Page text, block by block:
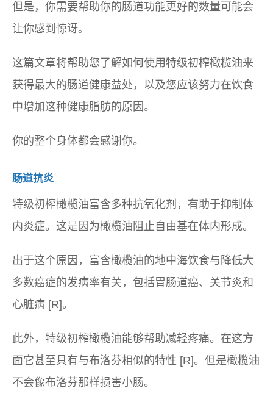
但是，你需要帮助你的肠道功能更好的数量可能会
让你感到惊讶。
这篇文章将帮助您了解如何使用特级初榨橄榄油来
获得最大的肠道健康益处，以及您应该努力在饮食
中增加这种健康脂肪的原因。
你的整个身体都会感谢你。
肠道抗炎
特级初榨橄榄油富含多种抗氧化剂，有助于抑制体
内炎症。这是因为橄榄油阻止自由基在体内形成。
出于这个原因，富含橄榄油的地中海饮食与降低大
多数癌症的发病率有关，包括胃肠道癌、关节炎和
心脏病 [R]。
此外，特级初榨橄榄油能够帮助减轻疼痛。在这方
面它甚至具有与布洛芬相似的特性 [R]。但是橄榄油
不会像布洛芬那样损害小肠。